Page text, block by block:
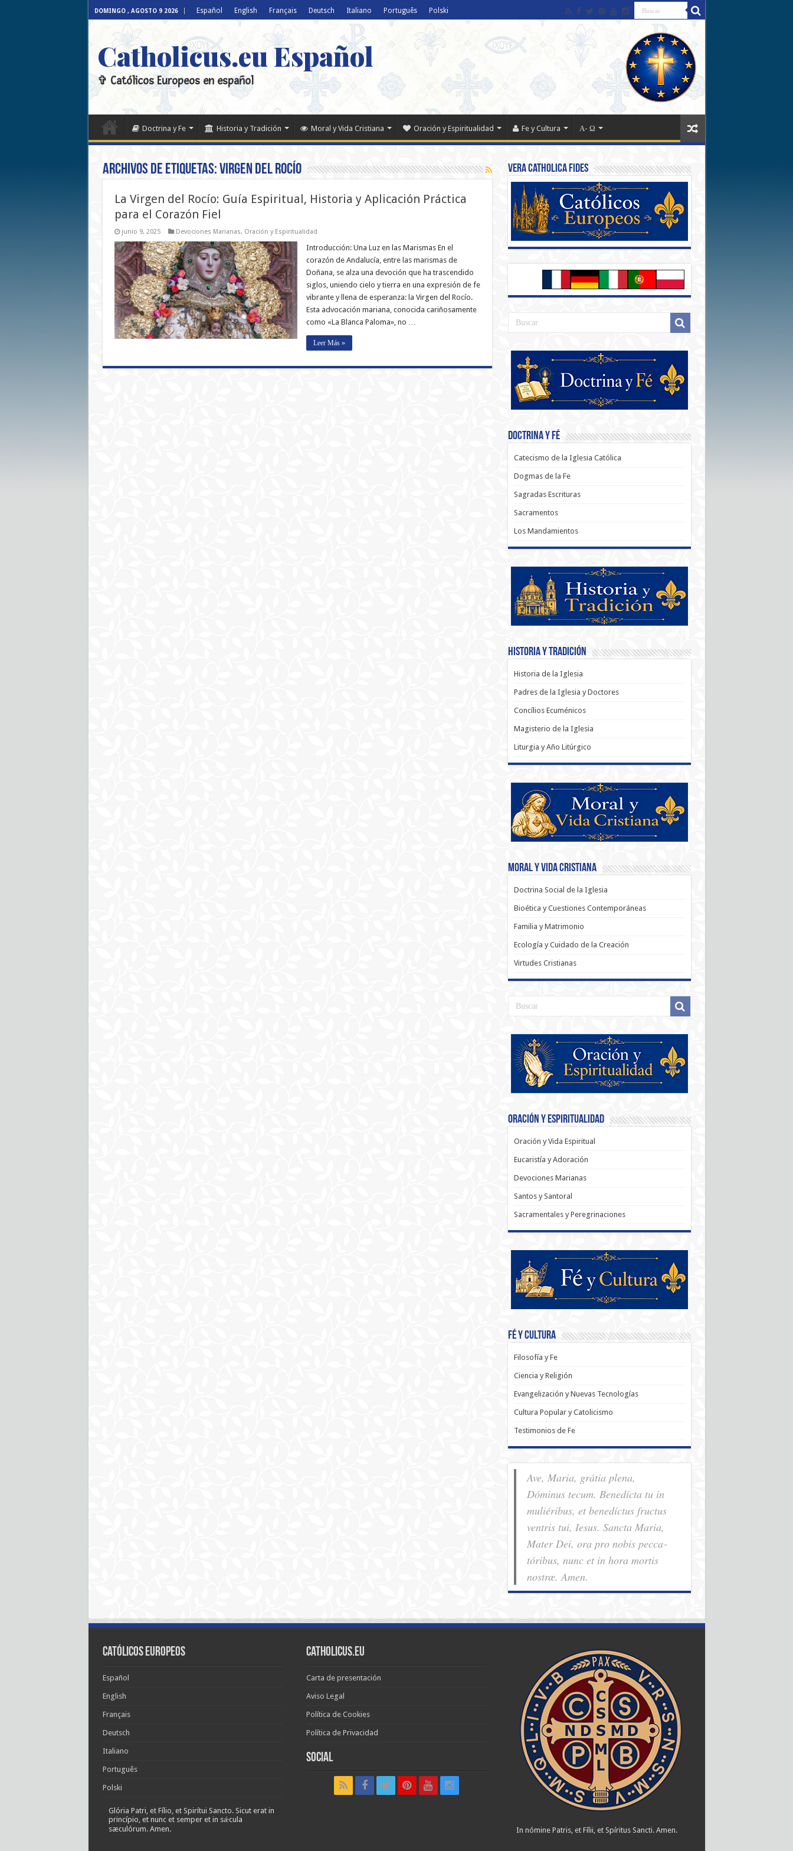
DOMINGO , AGOSTO 9 2026 Español English Français Deutsch Italiano Português Polski
Catholicus.eu Español
✞ Católicos Europeos en español
Doctrina y Fe Historia y Tradición Moral y Vida Cristiana Oración y Espiritualidad Fe y Cultura Α- Ω
Archivos de etiquetas:Virgen del Rocío
La Virgen del Rocío: Guía Espiritual, Historia y Aplicación Práctica
para el Corazón Fiel
junio 9, 2025 Devociones Marianas, Oración y Espiritualidad
Introducción: Una Luz en las Marismas En el
corazón de Andalucía, entre las marismas de
Doñana, se alza una devoción que ha trascendido
siglos, uniendo cielo y tierra en una expresión de fe
vibrante y llena de esperanza: la Virgen del Rocío.
Esta advocación mariana, conocida cariñosamente
como «La Blanca Paloma», no …
Leer Más »
Vera Catholica Fides
Doctrina y Fé
Catecismo de la Iglesia Católica
Dogmas de la Fe
Sagradas Escrituras
Sacramentos
Los Mandamientos
Historia y Tradición
Historia de la Iglesia
Padres de la Iglesia y Doctores
Concílios Ecuménicos
Magisterio de la Iglesia
Liturgia y Año Litúrgico
Moral y Vida Cristiana
Doctrina Social de la Iglesia
Bioética y Cuestiones Contemporáneas
Familia y Matrimonio
Ecología y Cuidado de la Creación
Virtudes Cristianas
Oración y Espiritualidad
Oración y Vida Espiritual
Eucaristía y Adoración
Devociones Marianas
Santos y Santoral
Sacramentales y Peregrinaciones
Fé y Cultura
Filosofía y Fe
Ciencia y Religión
Evangelización y Nuevas Tecnologías
Cultura Popular y Catolicismo
Testimonios de Fe
Ave, Maria, grátia plena,
Dóminus tecum. Benedícta tu in
muliéribus, et benedíctus fructus
ventris tui, Iesus. Sancta Maria,
Mater Dei, ora pro nobis pec­ca­
tóribus, nunc et in hora mortis
nostræ. Amen.
Católicos Europeos
Español
English
Français
Deutsch
Italiano
Português
Polski
Glória Patri, et Fílio, et Spirítui Sancto. Sicut erat in
princípio, et nunc et semper et in sǽcula
sæculórum. Amen.
Catholicus.eu
Carta de presentación
Aviso Legal
Política de Cookies
Política de Privacidad
Social
In nómine Patris, et Fílii, et Spíritus Sancti. Amen.